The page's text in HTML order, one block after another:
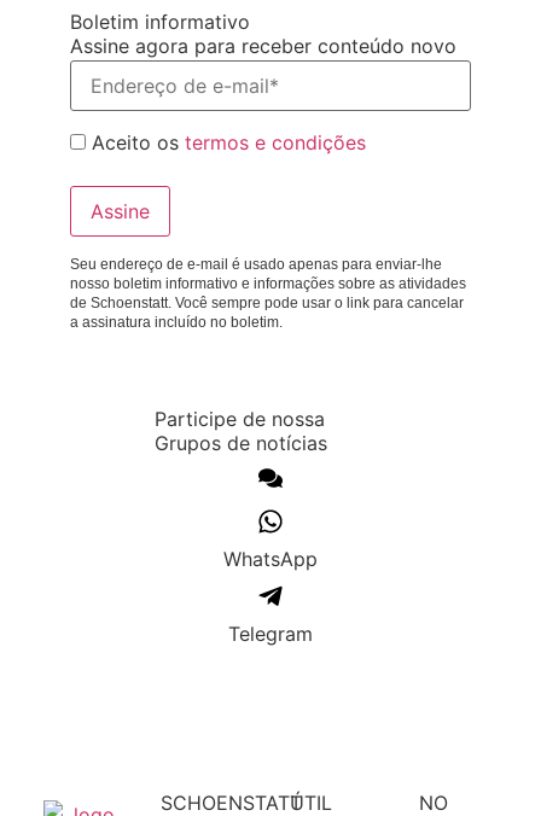
Boletim informativo
Assine agora para receber conteúdo novo
Aceito os termos e condições
Seu endereço de e-mail é usado apenas para enviar-lhe
nosso boletim informativo e informações sobre as atividades
de Schoenstatt. Você sempre pode usar o link para cancelar
a assinatura incluído no boletim.
Participe de nossa
Grupos de notícias
WhatsApp
Telegram
SCHOENSTATTÚTIL
NO